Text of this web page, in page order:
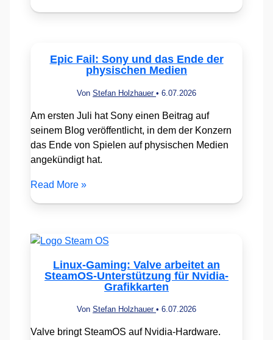
Epic Fail: Sony und das Ende der
physischen Medien
Von Stefan Holzhauer • 6.07.2026
Am ersten Juli hat Sony einen Beitrag auf
seinem Blog veröffentlicht, in dem der Konzern
das Ende von Spielen auf physischen Medien
angekündigt hat.
Read More »
Linux-Gaming: Valve arbeitet an
SteamOS-Unterstützung für Nvidia-
Grafikkarten
Von Stefan Holzhauer • 6.07.2026
Valve bringt SteamOS auf Nvidia-Hardware.